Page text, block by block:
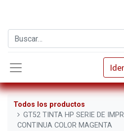
Todos los productos
GT52 TINTA HP SERIE DE
CONTINUA COLOR MAGENTA